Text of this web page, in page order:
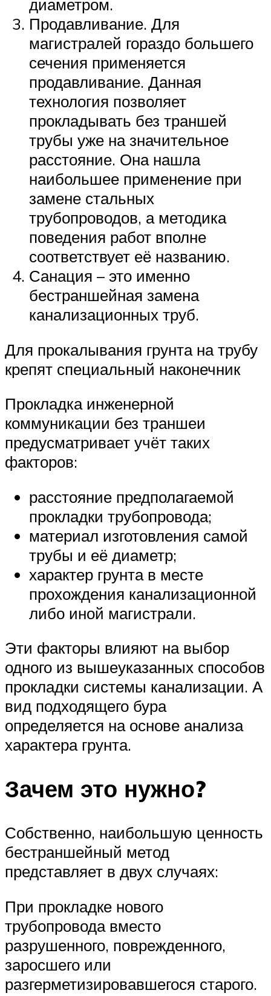
диаметром.
Продавливание. Для
магистралей гораздо большего
сечения применяется
продавливание. Данная
технология позволяет
прокладывать без траншей
трубы уже на значительное
расстояние. Она нашла
наибольшее применение при
замене стальных
трубопроводов, а методика
поведения работ вполне
соответствует её названию.
Санация – это именно
бестраншейная замена
канализационных труб.
Для прокалывания грунта на трубу
крепят специальный наконечник
Прокладка инженерной
коммуникации без траншеи
предусматривает учёт таких
факторов:
расстояние предполагаемой
прокладки трубопровода;
материал изготовления самой
трубы и её диаметр;
характер грунта в месте
прохождения канализационной
либо иной магистрали.
Эти факторы влияют на выбор
одного из вышеуказанных способов
прокладки системы канализации. А
вид подходящего бура
определяется на основе анализа
характера грунта.
Зачем это нужно?
Собственно, наибольшую ценность
бестраншейный метод
представляет в двух случаях:
При прокладке нового
трубопровода вместо
разрушенного, поврежденного,
заросшего или
разгерметизировавшегося старого.